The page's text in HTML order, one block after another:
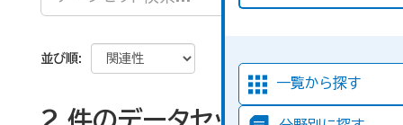
一覧から探す
並び順
2 件のデータセットが見つか